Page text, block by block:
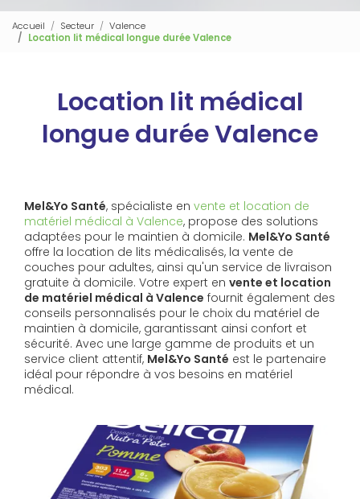
Accueil Secteur
Valence
Location lit médical longue durée Valence
Location lit médical
longue durée Valence
Mel&Yo Santé, spécialiste en vente et location de
matériel médical à Valence, propose des solutions
adaptées pour le maintien à domicile. Mel&Yo Santé
offre la location de lits médicalisés, la vente de
couches pour adultes, ainsi qu'un service de livraison
gratuite à domicile. Votre expert en vente et location
de matériel médical à Valence fournit également des
conseils personnalisés pour le choix du matériel de
maintien à domicile, garantissant ainsi confort et
sécurité. Avec une large gamme de produits et un
service client attentif, Mel&Yo Santé est le partenaire
idéal pour répondre à vos besoins en matériel
médical.